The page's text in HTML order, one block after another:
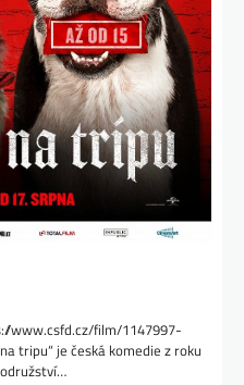
www.csfd.cz/film/1147997-
tripu“ je česká komedie z roku